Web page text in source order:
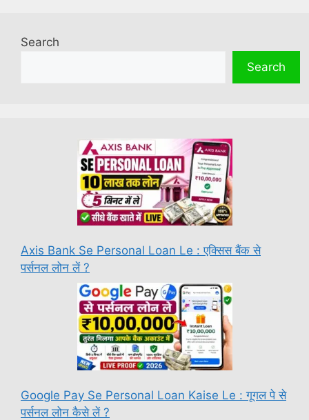
Search
Search
Axis Bank Se Personal Loan Le : एक्सिस बैंक से
पर्सनल लोन लें ?
Google Pay Se Personal Loan Kaise Le : गूगल पे से
पर्सनल लोन कैसे लें ?